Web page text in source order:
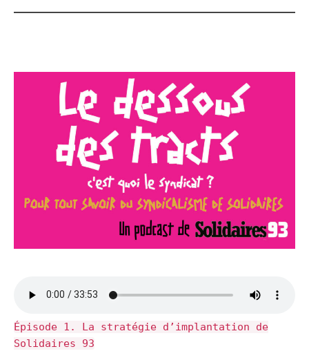
Épisode 1. La stratégie d’implantation de
Solidaires 93